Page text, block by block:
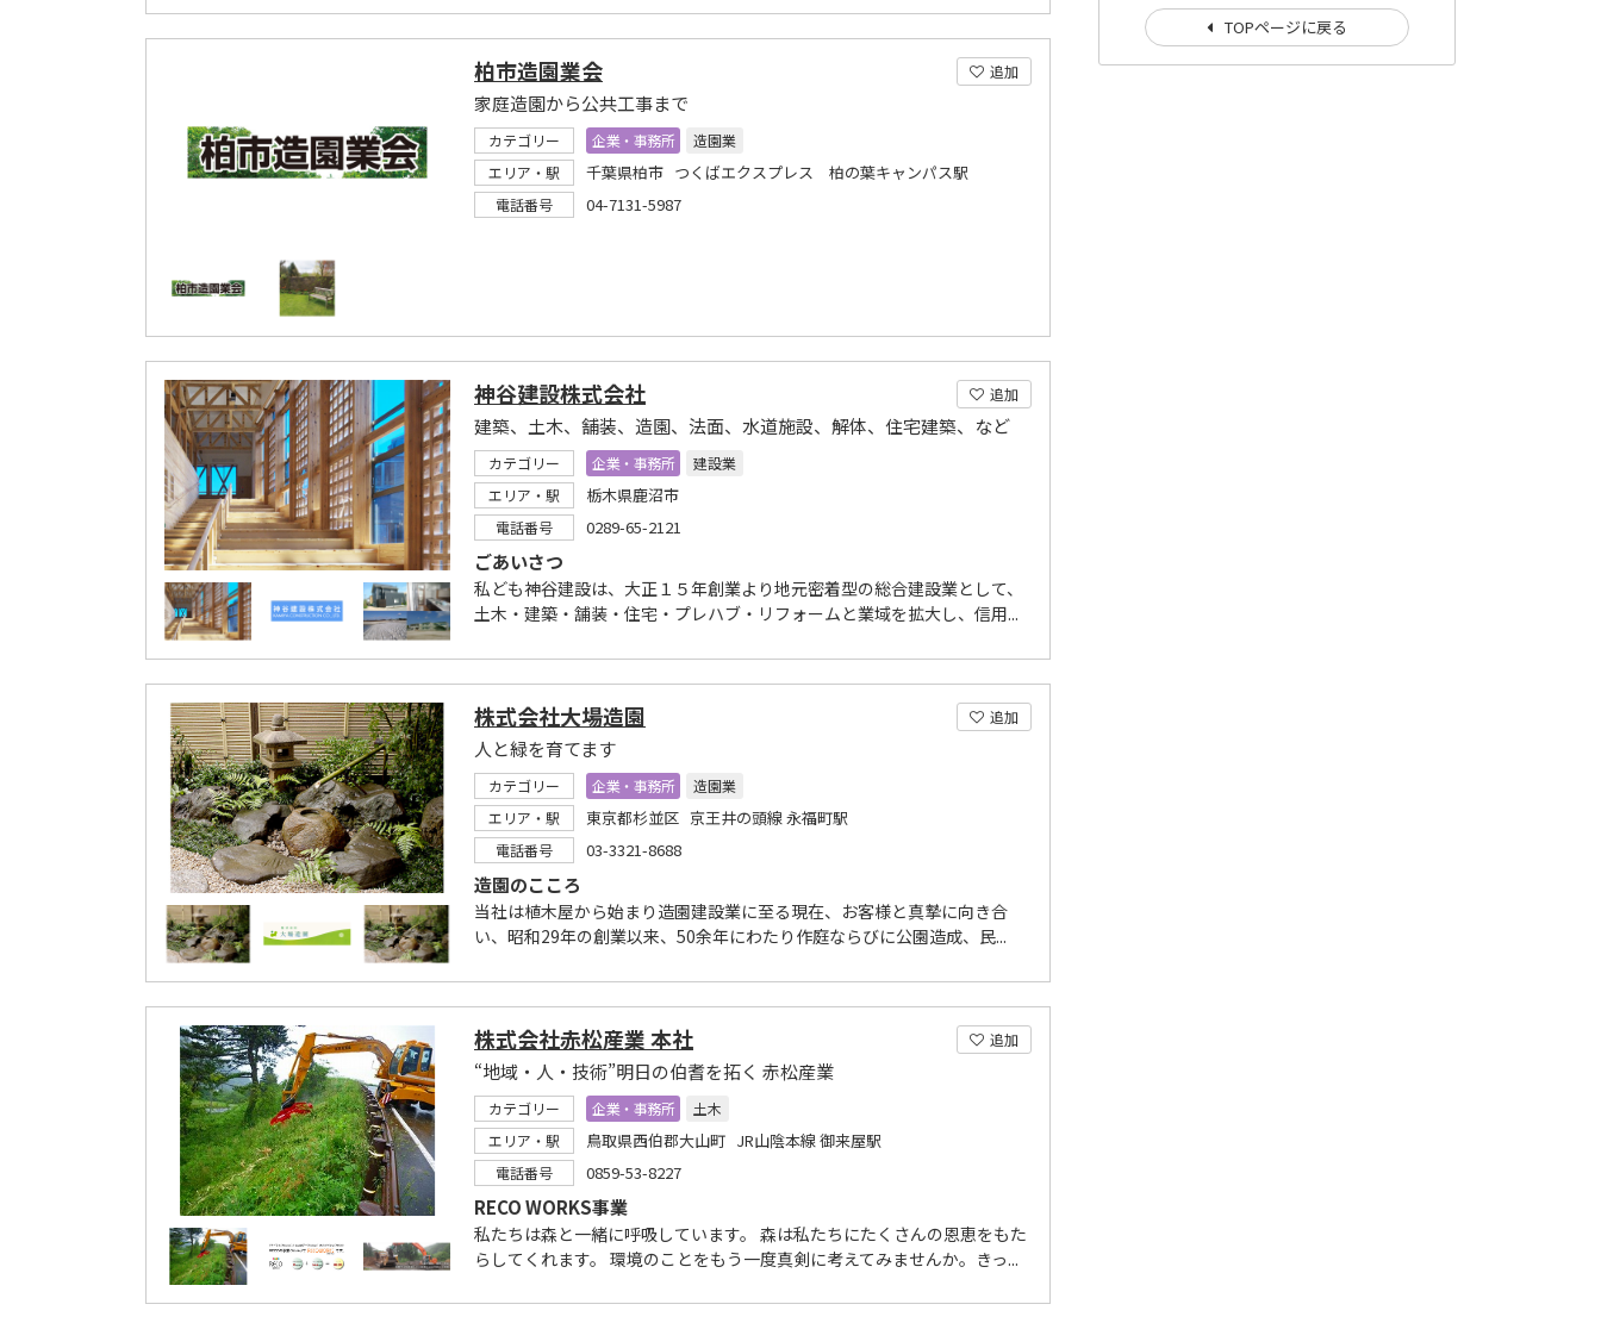
追加
柏市造園業会
家庭造園から公共工事まで
カテゴリー 企業・事務所
造園業
エリア・駅
千葉県柏市 つくばエクスプレス 柏の葉キャンパス駅
電話番号 04-7131-5987
追加
神谷建設株式会社
建築、土木、舗装、造園、法面、水道施設、解体、住宅建築、など
カテゴリー 企業・事務所
建設業
エリア・駅
栃木県鹿沼市
電話番号 0289-65-2121
ごあいさつ
私ども神谷建設は、大正１５年創業より地元密着型の総合建設業として、
土木・建築・舗装・住宅・プレハブ・リフォームと業域を拡大し、信用...
追加
株式会社大場造園
人と緑を育てます
カテゴリー 企業・事務所
造園業
エリア・駅
東京都杉並区 京王井の頭線 永福町駅
電話番号 03-3321-8688
造園のこころ
当社は植木屋から始まり造園建設業に至る現在、お客様と真摯に向き合
い、昭和29年の創業以来、50余年にわたり作庭ならびに公園造成、民...
追加
株式会社赤松産業 本社
“地域・人・技術”明日の伯耆を拓く 赤松産業
カテゴリー 企業・事務所
土木
エリア・駅
鳥取県西伯郡大山町 JR山陰本線 御来屋駅
電話番号 0859-53-8227
RECO WORKS事業
私たちは森と一緒に呼吸しています。 森は私たちにたくさんの恩恵をもた
らしてくれます。 環境のことをもう一度真剣に考えてみませんか。きっ...
TOPページに戻る